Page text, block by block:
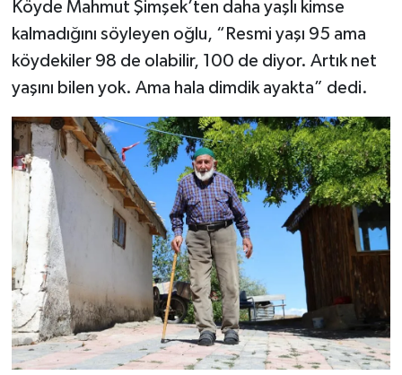
Köyde Mahmut Şimşek’ten daha yaşlı kimse
kalmadığını söyleyen oğlu, “Resmi yaşı 95 ama
köydekiler 98 de olabilir, 100 de diyor. Artık net
yaşını bilen yok. Ama hala dimdik ayakta” dedi.